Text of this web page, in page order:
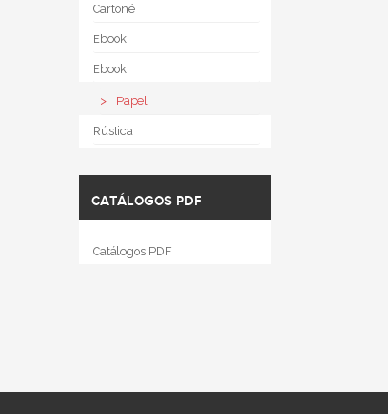
Cartoné
Ebook
Ebook
Papel
Rústica
CATÁLOGOS PDF
Catálogos PDF